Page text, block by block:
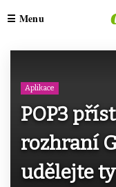
Aplikace
POP3
rozhraní
udělejte